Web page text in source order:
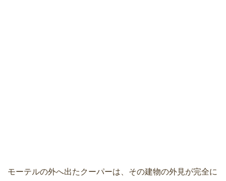
モーテルの外へ出たクーパーは、その建物の外見が完全に